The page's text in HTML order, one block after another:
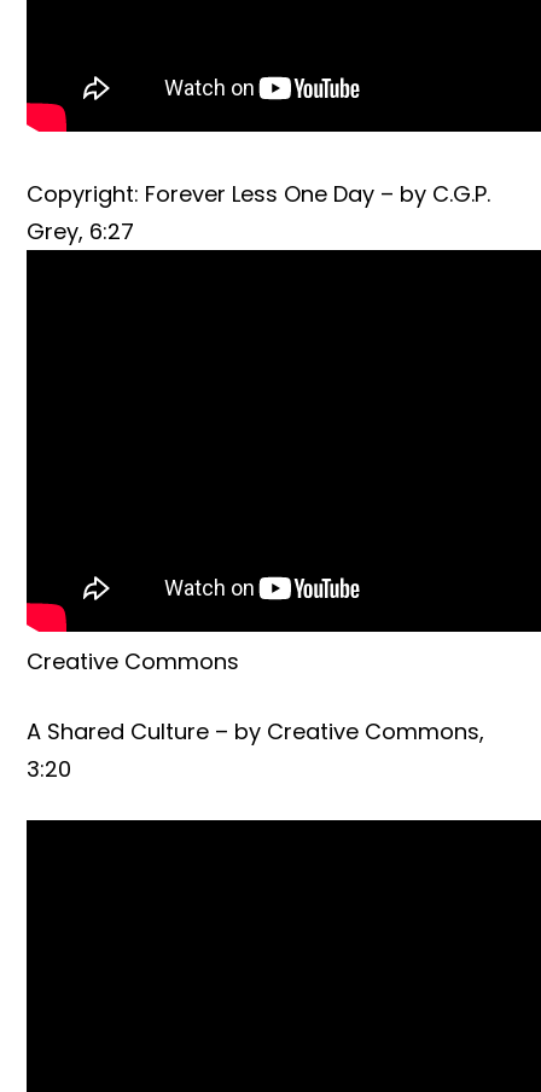
Copyright: Forever Less One Day – by C.G.P.
Grey, 6:27
Creative Commons
A Shared Culture – by Creative Commons,
3:20